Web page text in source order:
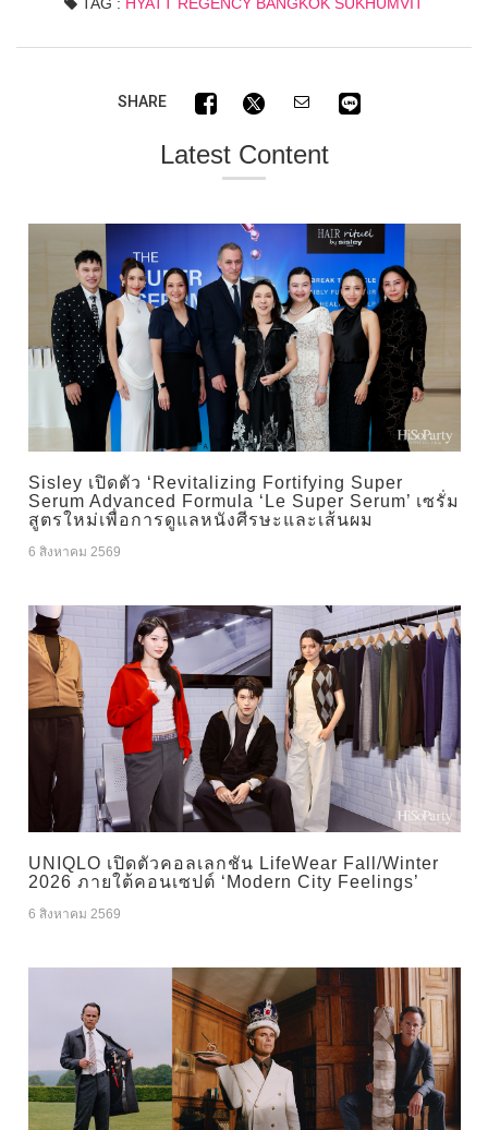
TAG : HYATT REGENCY BANGKOK SUKHUMVIT
SHARE
Latest Content
Sisley เปิดตัว ‘Revitalizing Fortifying Super
Serum Advanced Formula ‘Le Super Serum’ เซรั่ม
สูตรใหม่เพื่อการดูแลหนังศีรษะและเส้นผม
6 สิงหาคม 2569
UNIQLO เปิดตัวคอลเลกชัน LifeWear Fall/Winter
2026 ภายใต้คอนเซปต์ ‘Modern City Feelings’
6 สิงหาคม 2569